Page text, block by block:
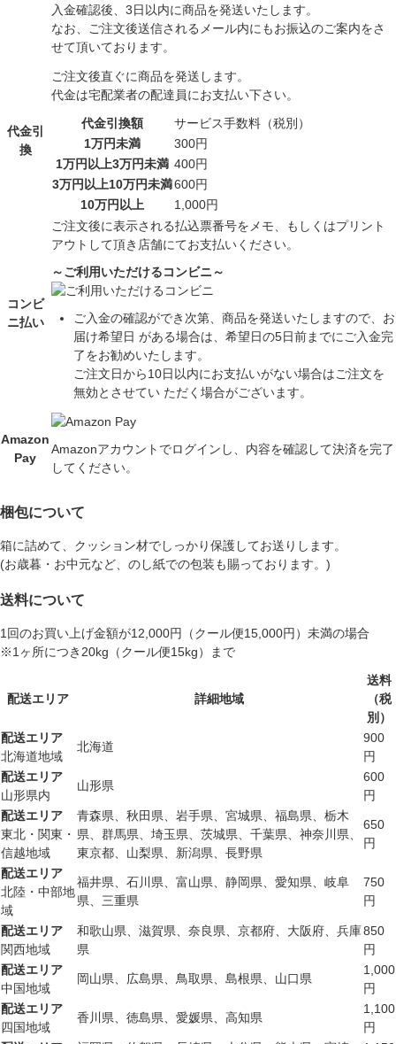
入金確認後、3日以内に商品を発送いたします。
なお、ご注文後送信されるメール内にもお振込のご案内をさ
せて頂いております。
代金引
換
ご注文後直ぐに商品を発送します。
代金は宅配業者の配達員にお支払い下さい。
代金引換額
サービス手数料（税別）
1万円未満
300円
1万円以上3万円未満 400円
3万円以上10万円未満600円
10万円以上
1,000円
コンビ
ニ払い
ご注文後に表示される払込票番号をメモ、もしくはプリント
アウトして頂き店舗にてお支払いください。
～ご利用いただけるコンビニ～
ご入金の確認ができ次第、商品を発送いたしますので、お
届け希望日 がある場合は、希望日の5日前までにご入金完
了をお勧めいたします。
ご注文日から10日以内にお支払いがない場合はご注文を
無効とさせてい ただく場合がございます。
Amazon
Pay
Amazonアカウントでログインし、内容を確認して決済を完了
してください。
梱包について
箱に詰めて、クッション材でしっかり保護してお送りします。
(お歳暮・お中元など、のし紙での包装も賜っております。)
送料について
1回のお買い上げ金額が12,000円（クール便15,000円）未満の場合
※1ヶ所につき20kg（クール便15kg）まで
配送エリア 詳細地域
送料
（税
別）
配送エリア
北海道地域
北海道
900
円
配送エリア
山形県内
山形県
600
円
配送エリア
東北・関東・
信越地域
青森県、秋田県、岩手県、宮城県、福島県、栃木
県、群馬県、埼玉県、茨城県、千葉県、神奈川県、
東京都、山梨県、新潟県、長野県
650
円
配送エリア
北陸・中部地
域
福井県、石川県、富山県、静岡県、愛知県、岐阜
県、三重県
750
円
配送エリア
関西地域
和歌山県、滋賀県、奈良県、京都府、大阪府、兵庫
県
850
円
配送エリア
中国地域
岡山県、広島県、鳥取県、島根県、山口県
1,000
円
配送エリア
四国地域
香川県、徳島県、愛媛県、高知県
1,100
円